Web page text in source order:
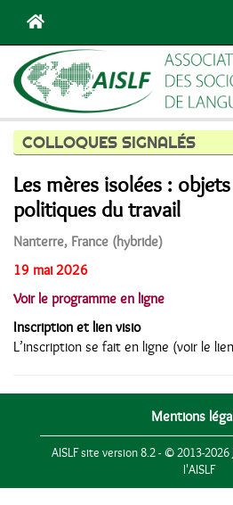
COLLOQUES SIGNALÉS
Les mères isolées :
politiques du travail
Nanterre, France (hybride)
19 mai 2026
Voir le programme en ligne
Inscription et lien visio
L’inscription se fait en ligne (voir le
Mentions
AISLF site version 8.2 - © 2013-2026
l'AISLF